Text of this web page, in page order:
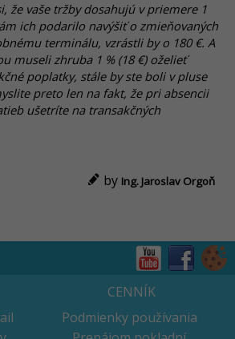
že vaše tržby dosahujú v priemere 1
ich podarilo navýšiť o zmieňovaných
terminálu, vzrástli by o 180 €. A
museli zhruba 1 % (18 €) oželieť
poplatky, stále by ste boli v pluse
preto len na fakt, že pri absencii
ušetríte na transakčných
by Ing. Jaroslav Orgoň
CENNÍK
Podmienky používania